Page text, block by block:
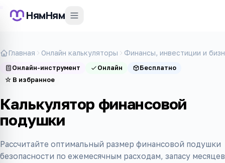
НямНям
Главная Онлайн калькуляторы Финансы, инвестиции и
Онлайн-инструмент Онлайн
Бесплатно
☆ В избранное
Калькулятор финансовой
подушки
Рассчитайте оптимальный размер финансовой подушки
безопасности по ежемесячным расходам, запасу месяцев